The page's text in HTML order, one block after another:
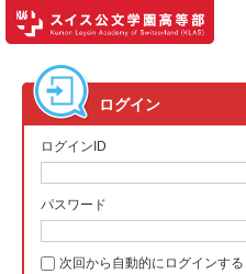
ログイン
ログインID
パスワード
次回から自動的にログインする